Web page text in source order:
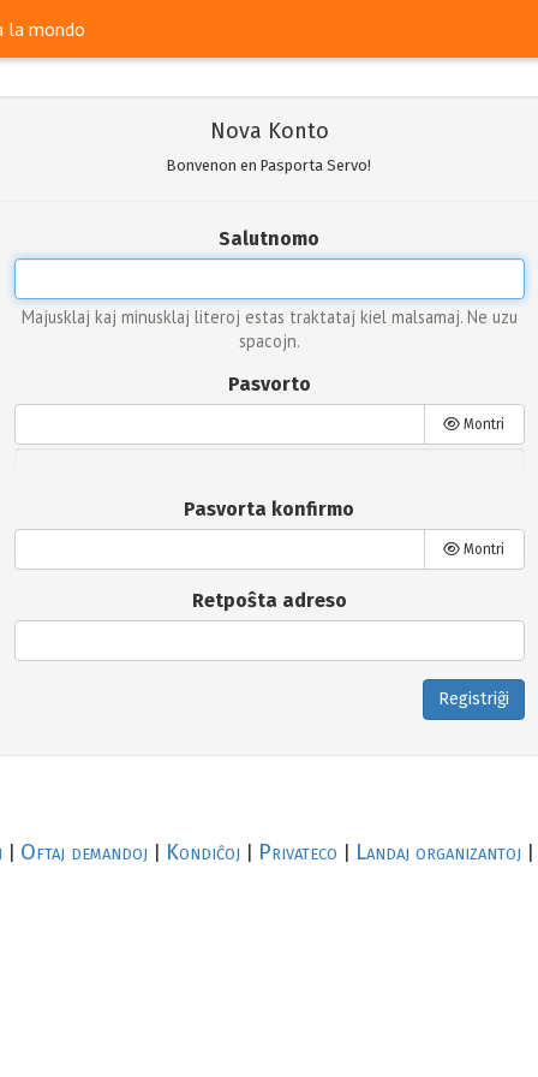
la mondo
Nova Konto
Bonvenon en Pasporta Servo!
Salutnomo
Majusklaj kaj minusklaj literoj estas traktataj kiel malsamaj. Ne uzu
spacojn.
Pasvorto
Montri
Pasvorta konfirmo
Montri
Retpoŝta adreso
Registriĝi
Oftaj demandoj Kondiĉoj Privateco Landaj organizantoj